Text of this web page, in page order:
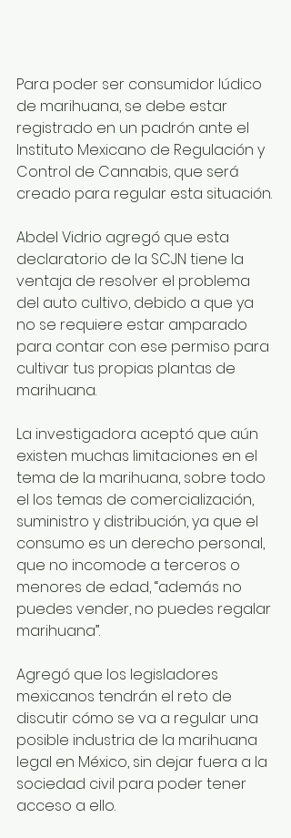
Para poder ser consumidor lúdico
de marihuana, se debe estar
registrado en un padrón ante el
Instituto Mexicano de Regulación y
Control de Cannabis, que será
creado para regular esta situación.
Abdel Vidrio agregó que esta
declaratorio de la SCJN tiene la
ventaja de resolver el problema
del auto cultivo, debido a que ya
no se requiere estar amparado
para contar con ese permiso para
cultivar tus propias plantas de
marihuana.
La investigadora aceptó que aún
existen muchas limitaciones en el
tema de la marihuana, sobre todo
el los temas de comercialización,
suministro y distribución, ya que el
consumo es un derecho personal,
que no incomode a terceros o
menores de edad, “además no
puedes vender, no puedes regalar
marihuana”.
Agregó que los legisladores
mexicanos tendrán el reto de
discutir cómo se va a regular una
posible industria de la marihuana
legal en México, sin dejar fuera a la
sociedad civil para poder tener
acceso a ello.